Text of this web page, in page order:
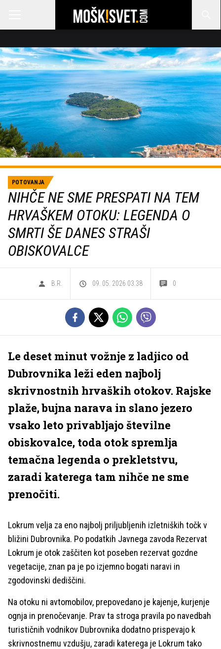
POTOVANJA
NIHČE NE SME PRESPATI NA TEM
HRVAŠKEM OTOKU: LEGENDA O
SMRTI ŠE DANES STRAŠI
OBISKOVALCE
B.R. 09. 05. 2026 03.38 0
Le deset minut vožnje z ladjico od
Dubrovnika leži eden najbolj
skrivnostnih hrvaških otokov. Rajske
plaže, bujna narava in slano jezero
vsako leto privabljajo številne
obiskovalce, toda otok spremlja
temačna legenda o prekletstvu,
zaradi katerega tam nihče ne sme
prenočiti.
Lokrum velja za eno najbolj priljubljenih izletniških točk v
bližini Dubrovnika. Po podatkih Javnega zavoda Rezervat
Lokrum je otok zaščiten kot poseben rezervat gozdne
vegetacije, znan pa je po izjemno bogati naravi in
zgodovinski dediščini.
Na otoku ni avtomobilov, prepovedano je kajenje, kurjenje
ognja in prenočevanje. Prav ta stroga pravila po navedbah
turističnih vodnikov Dubrovnika dodatno prispevajo k
skrivnostnemu vzdušju, zaradi katerega je Lokrum tako